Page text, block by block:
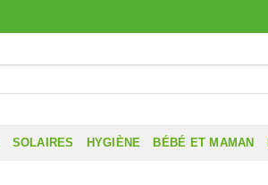
SOLAIRES HYGIÈNE BÉBÉ ET MAMAN